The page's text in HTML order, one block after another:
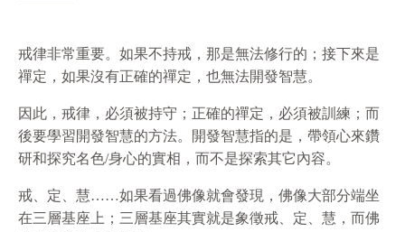
戒律非常重要。如果不持戒，那是無法修行的；接下來是
禪定，如果沒有正確的禪定，也無法開發智慧。
因此，戒律，必須被持守；正確的禪定，必須被訓練；而
後要學習開發智慧的方法。開發智慧指的是，帶領心來鑽
研和探究名色/身心的實相，而不是探索其它內容。
戒、定、慧……如果看過佛像就會發現，佛像大部分端坐
在三層基座上；三層基座其實就是象徵戒、定、慧，而佛